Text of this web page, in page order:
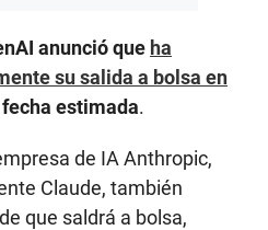
anunció que ha
su salida a bolsa en
estimada.
de IA Anthropic,
Claude, también
que saldrá a bolsa,